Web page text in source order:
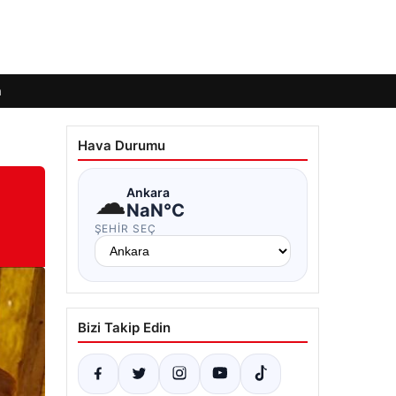
Hava Durumu
☁Ankara
NaN°C
ŞEHIR SEÇ
Bizi Takip Edin